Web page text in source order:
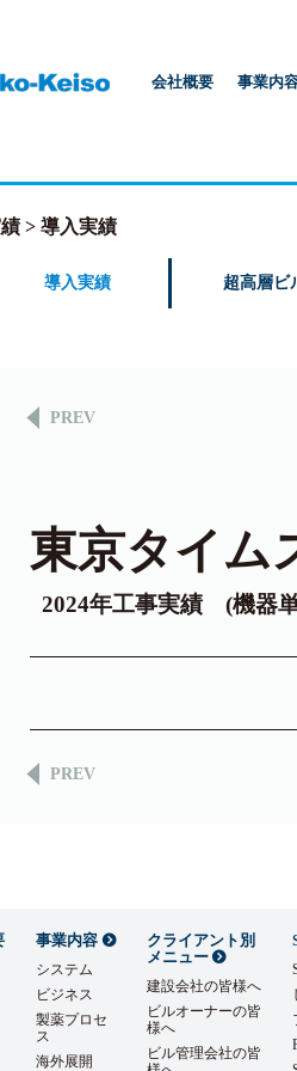
会社概要 事業内
導入実績
導入実績 超高層ビ
PREV
東京タイム
2024年工事実績 (機器
PREV
事業内容
システム
ビジネス
製薬プロセ
ス
海外展開
クライアント別
メニュー
建設会社の皆様へ
ビルオーナーの皆
様へ
ビル管理会社の皆